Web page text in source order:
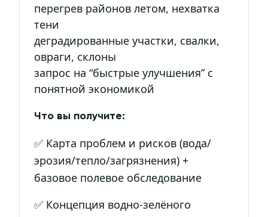
перегрев районов летом, нехватка
тени
деградированные участки, свалки,
овраги, склоны
запрос на “быстрые улучшения” с
понятной экономикой
Что вы получите:
✅ Карта проблем и рисков (вода/
эрозия/тепло/загрязнения) +
базовое полевое обследование
✅ Концепция водно-зелёного